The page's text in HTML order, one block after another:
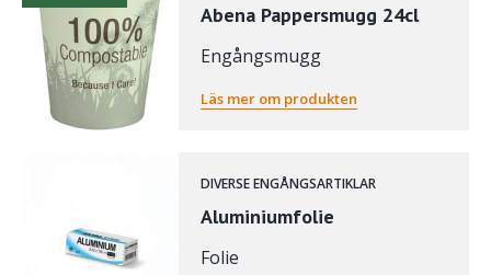
Abena Pappersmugg 24cl
Engångsmugg
Läs mer om produkten
DIVERSE ENGÅNGSARTIKLAR
Aluminiumfolie
Folie